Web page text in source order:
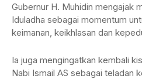
Gubernur H. Muhidin mengajak
Iduladha sebagai momentum
keimanan, keikhlasan dan
Ia juga mengingatkan kembali
Nabi Ismail AS sebagai teladan